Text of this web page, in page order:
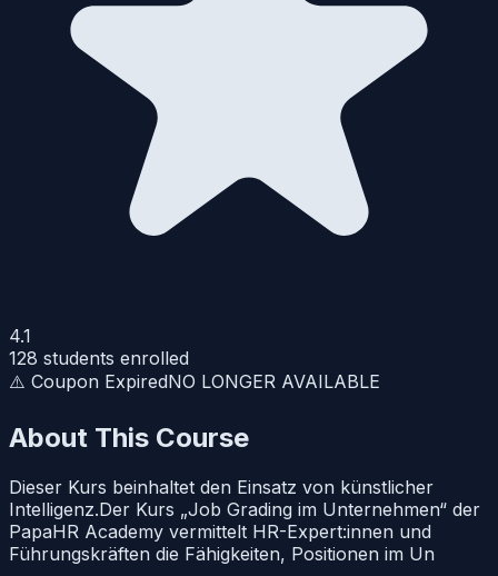
4.1
128 students enrolled
⚠️ Coupon ExpiredNO LONGER AVAILABLE
About This Course
Dieser Kurs beinhaltet den Einsatz von künstlicher
Intelligenz.Der Kurs „Job Grading im Unternehmen“ der
PapaHR Academy vermittelt HR-Expert:innen und
Führungskräften die Fähigkeiten, Positionen im Un